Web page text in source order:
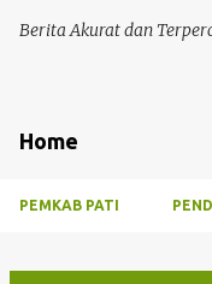
Berita Akurat dan
Home
PEMKAB PATI